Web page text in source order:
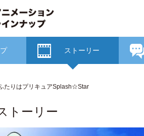
たりはプリキュアSplash☆Star
トーリー
ストーリー